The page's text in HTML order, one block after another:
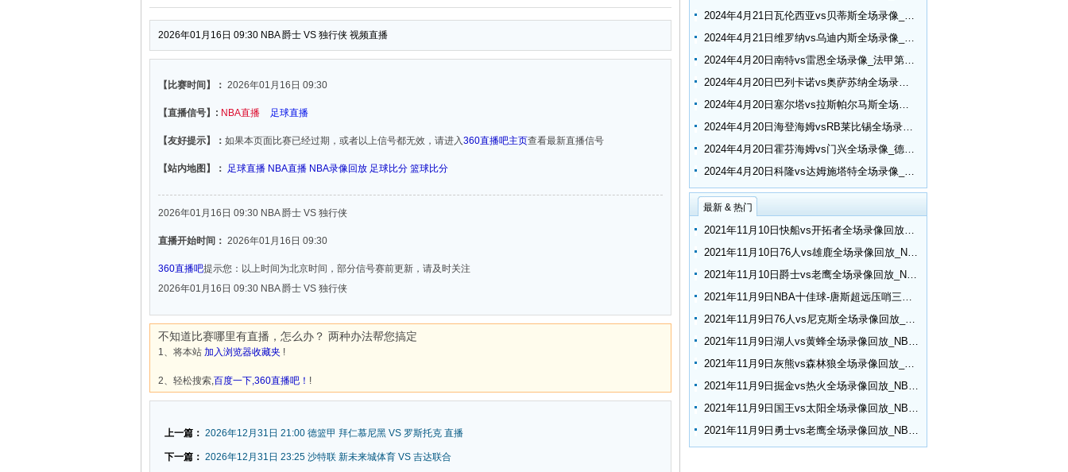
2026年01月16日 09:30 NBA 爵士 VS 独行侠 视频直播
【比赛时间】： 2026年01月16日 09:30
【直播信号】: NBA直播 足球直播
【友好提示】： 如果本页面比赛已经过期，或者以上信号都无效，请进入360直播吧主页查看最新直播信号
【站内地图】： 足球直播 NBA直播 NBA录像回放 足球比分 篮球比分
2026年01月16日 09:30 NBA 爵士 VS 独行侠
直播开始时间： 2026年01月16日 09:30
360直播吧提示您：以上时间为北京时间，部分信号赛前更新，请及时关注
2026年01月16日 09:30 NBA 爵士 VS 独行侠
不知道比赛哪里有直播，怎么办？ 两种办法帮您搞定
1、将本站 加入浏览器收藏夹 !
2、轻松搜索,百度一下,360直播吧！ !
上一篇： 2026年12月31日 21:00 德篮甲 拜仁慕尼黑 VS 罗斯托克 直播
下一篇： 2026年12月31日 23:25 沙特联 新未来城体育 VS 吉达联合
2024年4月21日瓦伦西亚vs贝蒂斯全场录像_西甲第32轮
2024年4月21日维罗纳vs乌迪内斯全场录像_意甲第33轮
2024年4月20日南特vs雷恩全场录像_法甲第30轮
2024年4月20日巴列卡诺vs奥萨苏纳全场录像_西甲第32轮
2024年4月20日塞尔塔vs拉斯帕尔马斯全场录像_西甲第32轮
2024年4月20日海登海姆vsRB莱比锡全场录像_德甲第30轮
2024年4月20日霍芬海姆vs门兴全场录像_德甲第30轮
2024年4月20日科隆vs达姆施塔特全场录像_德甲第30轮
最新 & 热门
2021年11月10日快船vs开拓者全场录像回放_NBA常规赛
2021年11月10日76人vs雄鹿全场录像回放_NBA常规赛
2021年11月10日爵士vs老鹰全场录像回放_NBA常规赛
2021年11月9日NBA十佳球-唐斯超远压哨三分 小乔丹空接隔扣
2021年11月9日76人vs尼克斯全场录像回放_NBA常规赛
2021年11月9日湖人vs黄蜂全场录像回放_NBA常规赛
2021年11月9日灰熊vs森林狼全场录像回放_NBA常规赛
2021年11月9日掘金vs热火全场录像回放_NBA常规赛
2021年11月9日国王vs太阳全场录像回放_NBA常规赛
2021年11月9日勇士vs老鹰全场录像回放_NBA常规赛